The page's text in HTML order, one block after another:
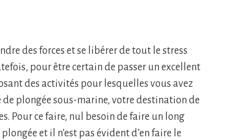
des forces et se libérer de tout le stress
pour être certain de passer un excellent
des activités pour lesquelles vous avez
plongée sous-marine, votre destination de
Pour ce faire, nul besoin de faire un long
et il n’est pas évident d’en faire le